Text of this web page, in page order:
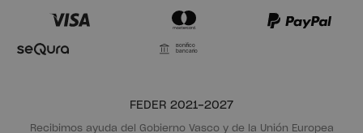
Bonifico
bancario
FEDER 2021-2027
Recibimos ayuda del Gobierno Vasco y de la Unión Europea